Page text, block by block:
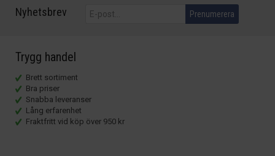
Nyhetsbrev Prenumerera
Trygg handel
Brett sortiment
Bra priser
Snabba leveranser
Lång erfarenhet
Fraktfritt vid köp över 950 kr